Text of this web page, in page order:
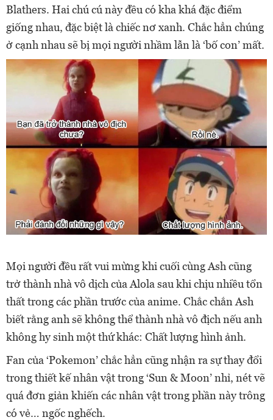
Blathers. Hai chú cú này đều có kha khá đặc điểm
giống nhau, đặc biệt là chiếc nơ xanh. Chắc hẳn chúng
ở cạnh nhau sẽ bị mọi người nhầm lẫn là ‘bố con’ mất.
Mọi người đều rất vui mừng khi cuối cùng Ash cũng
trở thành nhà vô dịch của Alola sau khi chịu nhiều tổn
thất trong các phần trước của anime. Chắc chắn Ash
biết rằng anh sẽ không thể thành nhà vô địch nếu anh
không hy sinh một thứ khác: Chất lượng hình ảnh.
Fan của ‘Pokemon’ chắc hẳn cũng nhận ra sự thay đổi
trong thiết kế nhân vật trong ‘Sun & Moon’ nhỉ, nét vẽ
quá đơn giản khiến các nhân vật trong phần này trông
có vẻ… ngốc nghếch.